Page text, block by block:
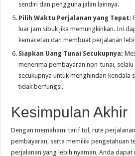
sendiri dan pengguna jalan lainnya.
Pilih Waktu Perjalanan yang Tepat:
luar jam sibuk jika memungkinkan. Ini
kemacetan dan membuat perjalanan
Siapkan Uang Tunai Secukupnya:
menerima pembayaran non-tunai, selalu
secukupnya untuk menghindari kendala
tidak berfungsi.
Kesimpulan Akhir
Dengan memahami tarif tol, rute
pembayaran, serta memiliki pengetahuan
perjalanan yang lebih nyaman, Anda